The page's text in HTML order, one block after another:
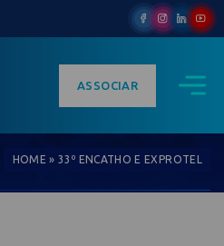
ASSOCIAR
HOME »33º ENCATHO E EXPROTEL